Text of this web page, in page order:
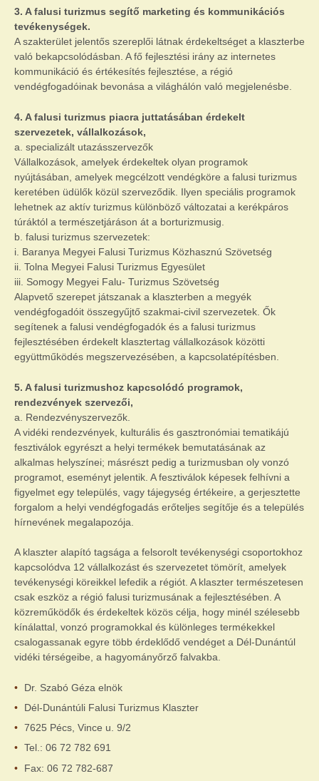
3. A falusi turizmus segítő marketing és kommunikációs
tevékenységek.
A szakterület jelentős szereplői látnak érdekeltséget a klaszterbe
való bekapcsolódásban. A fő fejlesztési irány az internetes
kommunikáció és értékesítés fejlesztése, a régió
vendégfogadóinak bevonása a világhálón való megjelenésbe.
4. A falusi turizmus piacra juttatásában érdekelt
szervezetek, vállalkozások,
a. specializált utazásszervezők
Vállalkozások, amelyek érdekeltek olyan programok
nyújtásában, amelyek megcélzott vendégköre a falusi turizmus
keretében üdülők közül szerveződik. Ilyen speciális programok
lehetnek az aktív turizmus különböző változatai a kerékpáros
túráktól a természetjáráson át a borturizmusig.
b. falusi turizmus szervezetek:
i. Baranya Megyei Falusi Turizmus Közhasznú Szövetség
ii. Tolna Megyei Falusi Turizmus Egyesület
iii. Somogy Megyei Falu- Turizmus Szövetség
Alapvető szerepet játszanak a klaszterben a megyék
vendégfogadóit összegyűjtő szakmai-civil szervezetek. Ők
segítenek a falusi vendégfogadók és a falusi turizmus
fejlesztésében érdekelt klasztertag vállalkozások közötti
együttműködés megszervezésében, a kapcsolatépítésben.
5. A falusi turizmushoz kapcsolódó programok,
rendezvények szervezői,
a. Rendezvényszervezők.
A vidéki rendezvények, kulturális és gasztronómiai tematikájú
fesztiválok egyrészt a helyi termékek bemutatásának az
alkalmas helyszínei; másrészt pedig a turizmusban oly vonzó
programot, eseményt jelentik. A fesztiválok képesek felhívni a
figyelmet egy település, vagy tájegység értékeire, a gerjesztette
forgalom a helyi vendégfogadás erőteljes segítője és a település
hírnevének megalapozója.
A klaszter alapító tagsága a felsorolt tevékenységi csoportokhoz
kapcsolódva 12 vállalkozást és szervezetet tömörít, amelyek
tevékenységi köreikkel lefedik a régiót. A klaszter természetesen
csak eszköz a régió falusi turizmusának a fejlesztésében. A
közreműködők és érdekeltek közös célja, hogy minél szélesebb
kínálattal, vonzó programokkal és különleges termékekkel
csalogassanak egyre több érdeklődő vendéget a Dél-Dunántúl
vidéki térségeibe, a hagyományőrző falvakba.
Dr. Szabó Géza elnök
Dél-Dunántúli Falusi Turizmus Klaszter
7625 Pécs, Vince u. 9/2
Tel.: 06 72 782 691
Fax: 06 72 782-687